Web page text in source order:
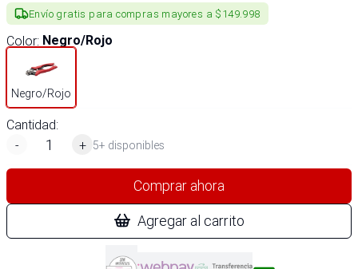
Envío gratis para compras mayores a $149.998
Color: Negro/Rojo
Negro/Rojo
Cantidad:
-
+ 5+ disponibles
Comprar ahora
Agregar al carrito